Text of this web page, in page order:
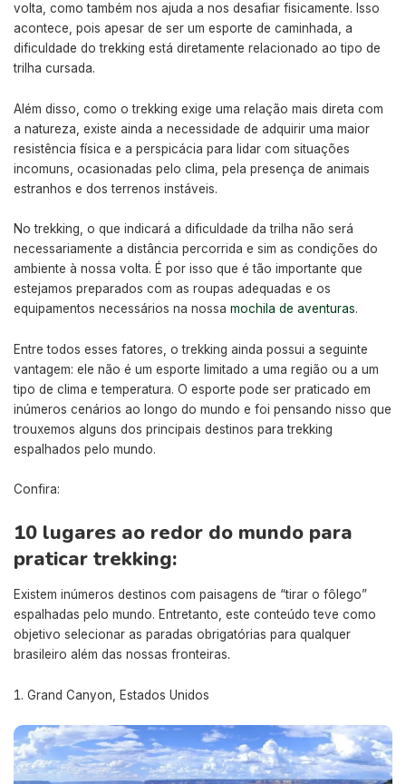
volta, como também nos ajuda a nos desafiar fisicamente. Isso
acontece, pois apesar de ser um esporte de caminhada, a
dificuldade do trekking está diretamente relacionado ao tipo de
trilha cursada.
Além disso, como o trekking exige uma relação mais direta com
a natureza, existe ainda a necessidade de adquirir uma maior
resistência física e a perspicácia para lidar com situações
incomuns, ocasionadas pelo clima, pela presença de animais
estranhos e dos terrenos instáveis.
No trekking, o que indicará a dificuldade da trilha não será
necessariamente a distância percorrida e sim as condições do
ambiente à nossa volta. É por isso que é tão importante que
estejamos preparados com as roupas adequadas e os
equipamentos necessários na nossa mochila de aventuras.
Entre todos esses fatores, o trekking ainda possui a seguinte
vantagem: ele não é um esporte limitado a uma região ou a um
tipo de clima e temperatura. O esporte pode ser praticado em
inúmeros cenários ao longo do mundo e foi pensando nisso que
trouxemos alguns dos principais destinos para trekking
espalhados pelo mundo.
Confira:
10 lugares ao redor do mundo para
praticar trekking:
Existem inúmeros destinos com paisagens de “tirar o fôlego”
espalhadas pelo mundo. Entretanto, este conteúdo teve como
objetivo selecionar as paradas obrigatórias para qualquer
brasileiro além das nossas fronteiras.
Grand Canyon, Estados Unidos